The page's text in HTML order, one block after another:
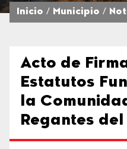
Inicio Municipio
Acto de
Estatutos
la
Regantes